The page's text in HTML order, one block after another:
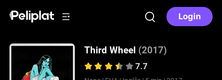
Login
Third Wheel (2017)
7.7